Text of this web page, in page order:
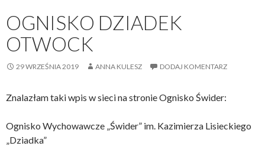
OGNISKO DZIADEK
OTWOCK
29 WRZEŚNIA 2019 ANNA KULESZ DODAJ KOMENTARZ
Znalazłam taki wpis w sieci na stronie Ognisko Świder:
Ognisko Wychowawcze „Świder” im. Kazimierza Lisieckiego
„Dziadka”